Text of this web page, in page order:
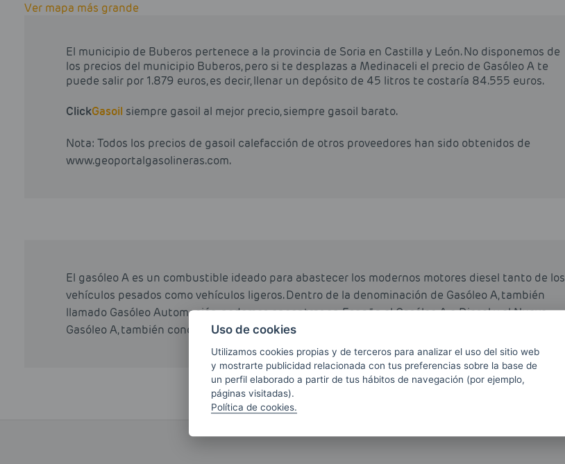
Ver mapa más grande
El municipio de Buberos pertenece a la provincia de Soria en Castilla y León. No disponemos de
los precios del municipio Buberos, pero si te desplazas a Medinaceli el precio de Gasóleo A te
puede salir por 1.879 euros, es decir, llenar un depósito de 45 litros te costaría 84.555 euros.
ClickGasoil siempre gasoil al mejor precio, siempre gasoil barato.
Nota: Todos los precios de gasoil calefacción de otros proveedores han sido obtenidos de
www.geoportalgasolineras.com.
El gasóleo A es un combustible ideado para abastecer los modernos motores diesel tanto de los
vehículos pesados como vehículos ligeros. Dentro de la denominación de Gasóleo A, también
llamado Gasóleo Automoción, podemos encontrar en España el Gasóleo A o Diesel y el Nuevo
Gasóleo A, también conocido como Diesel Premium o Diesel+.
Uso de cookies
Utilizamos cookies propias y de terceros para analizar el uso del sitio web
y mostrarte publicidad relacionada con tus preferencias sobre la base de
un perfil elaborado a partir de tus hábitos de navegación (por ejemplo,
páginas visitadas).
Política de cookies.